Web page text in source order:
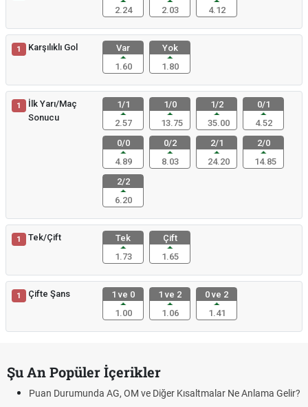
2.24
2.03
4.12
1 Karşılıklı Gol
Var
1.60
Yok
1.80
1
İlk Yarı/Maç
Sonucu
1/1
2.57
1/0
13.75
1/2
35.00
0/1
4.52
0/0
4.89
0/2
8.03
2/1
24.20
2/0
14.85
2/2
6.20
1 Tek/Çift
Tek
1.73
Çift
1.65
1 Çifte Şans
1 ve 0
1.00
1 ve 2
1.06
0 ve 2
1.41
Şu An Popüler İçerikler
Puan Durumunda AG, OM ve Diğer Kısaltmalar Ne Anlama Gelir?